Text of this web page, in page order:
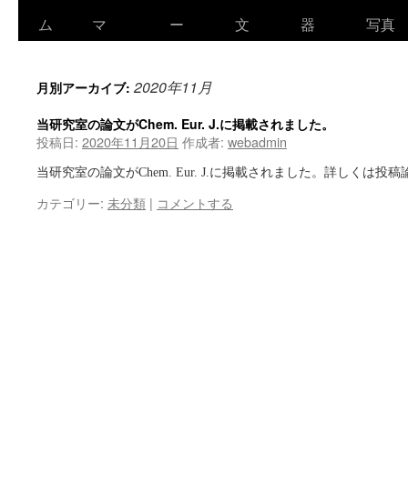
ム
マ
ー
文
器
写真
月別アーカイブ: 2020年11月
当研究室の論文がChem. Eur. J.に掲載されました。
投稿日: 2020年11月20日 作成者: webadmin
当研究室の論文がChem. Eur. J.に掲載されました。詳しくは投
カテゴリー: 未分類 | コメントする